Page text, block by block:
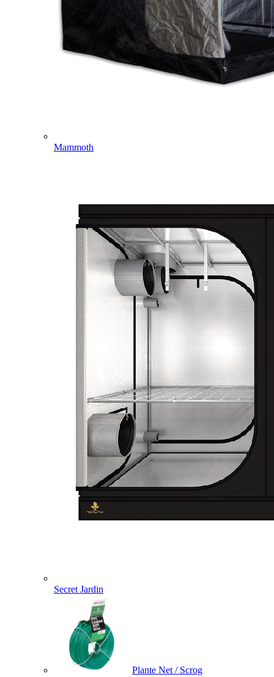
Mammoth
Secret Jardin
Plante Net / Scrog